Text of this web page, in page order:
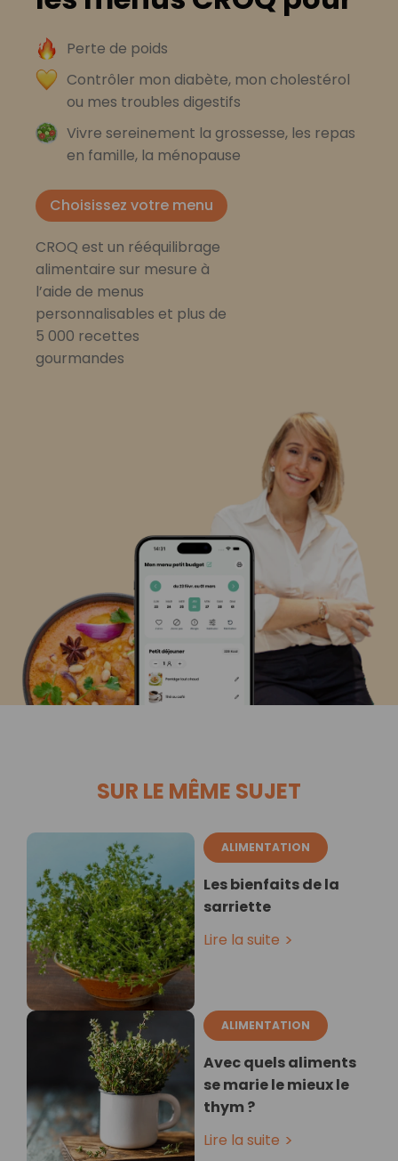
Perte de poids
Contrôler mon diabète, mon cholestérol
ou mes troubles digestifs
Vivre sereinement la grossesse, les repas
en famille, la ménopause
Choisissez votre menu
CROQ est un rééquilibrage
alimentaire sur mesure à
l’aide de menus
personnalisables et plus de
5 000 recettes
gourmandes
SUR LE MÊME SUJET
ALIMENTATION
Les bienfaits de la
sarriette
Lire la suite
ALIMENTATION
Avec quels aliments
se marie le mieux le
thym ?
Lire la suite